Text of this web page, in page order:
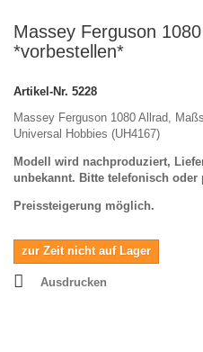
Massey Ferguson 1080
*vorbestellen*
Artikel-Nr. 5228
Massey Ferguson 1080 Allrad,
Universal Hobbies (UH4167)
Modell wird nachproduziert,
unbekannt. Bitte telefonisch oder
Preissteigerung möglich.
zur Zeit nicht auf Lager
Ausdrucken